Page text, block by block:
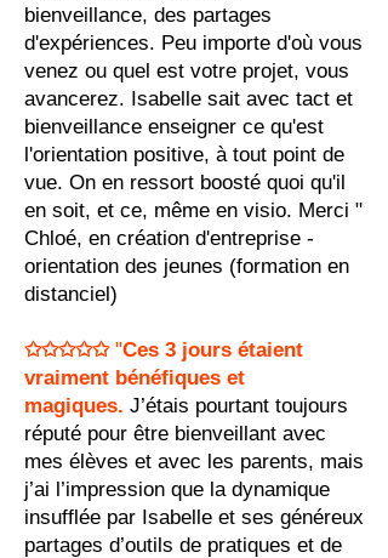
bienveillance, des partages
d'expériences. Peu importe d'où vous
venez ou quel est votre projet, vous
avancerez. Isabelle sait avec tact et
bienveillance enseigner ce qu'est
l'orientation positive, à tout point de
vue. On en ressort boosté quoi qu'il
en soit, et ce, même en visio. Merci "
Chloé, en création d'entreprise -
orientation des jeunes (formation en
distanciel)
✩✩✩✩✩ "Ces 3 jours étaient
vraiment bénéfiques et
magiques. J’étais pourtant toujours
réputé pour être bienveillant avec
mes élèves et avec les parents, mais
j’ai l’impression que la dynamique
insufflée par Isabelle et ses généreux
partages d’outils de pratiques et de